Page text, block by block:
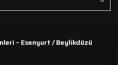
– Esenyurt / Beylikdüzü